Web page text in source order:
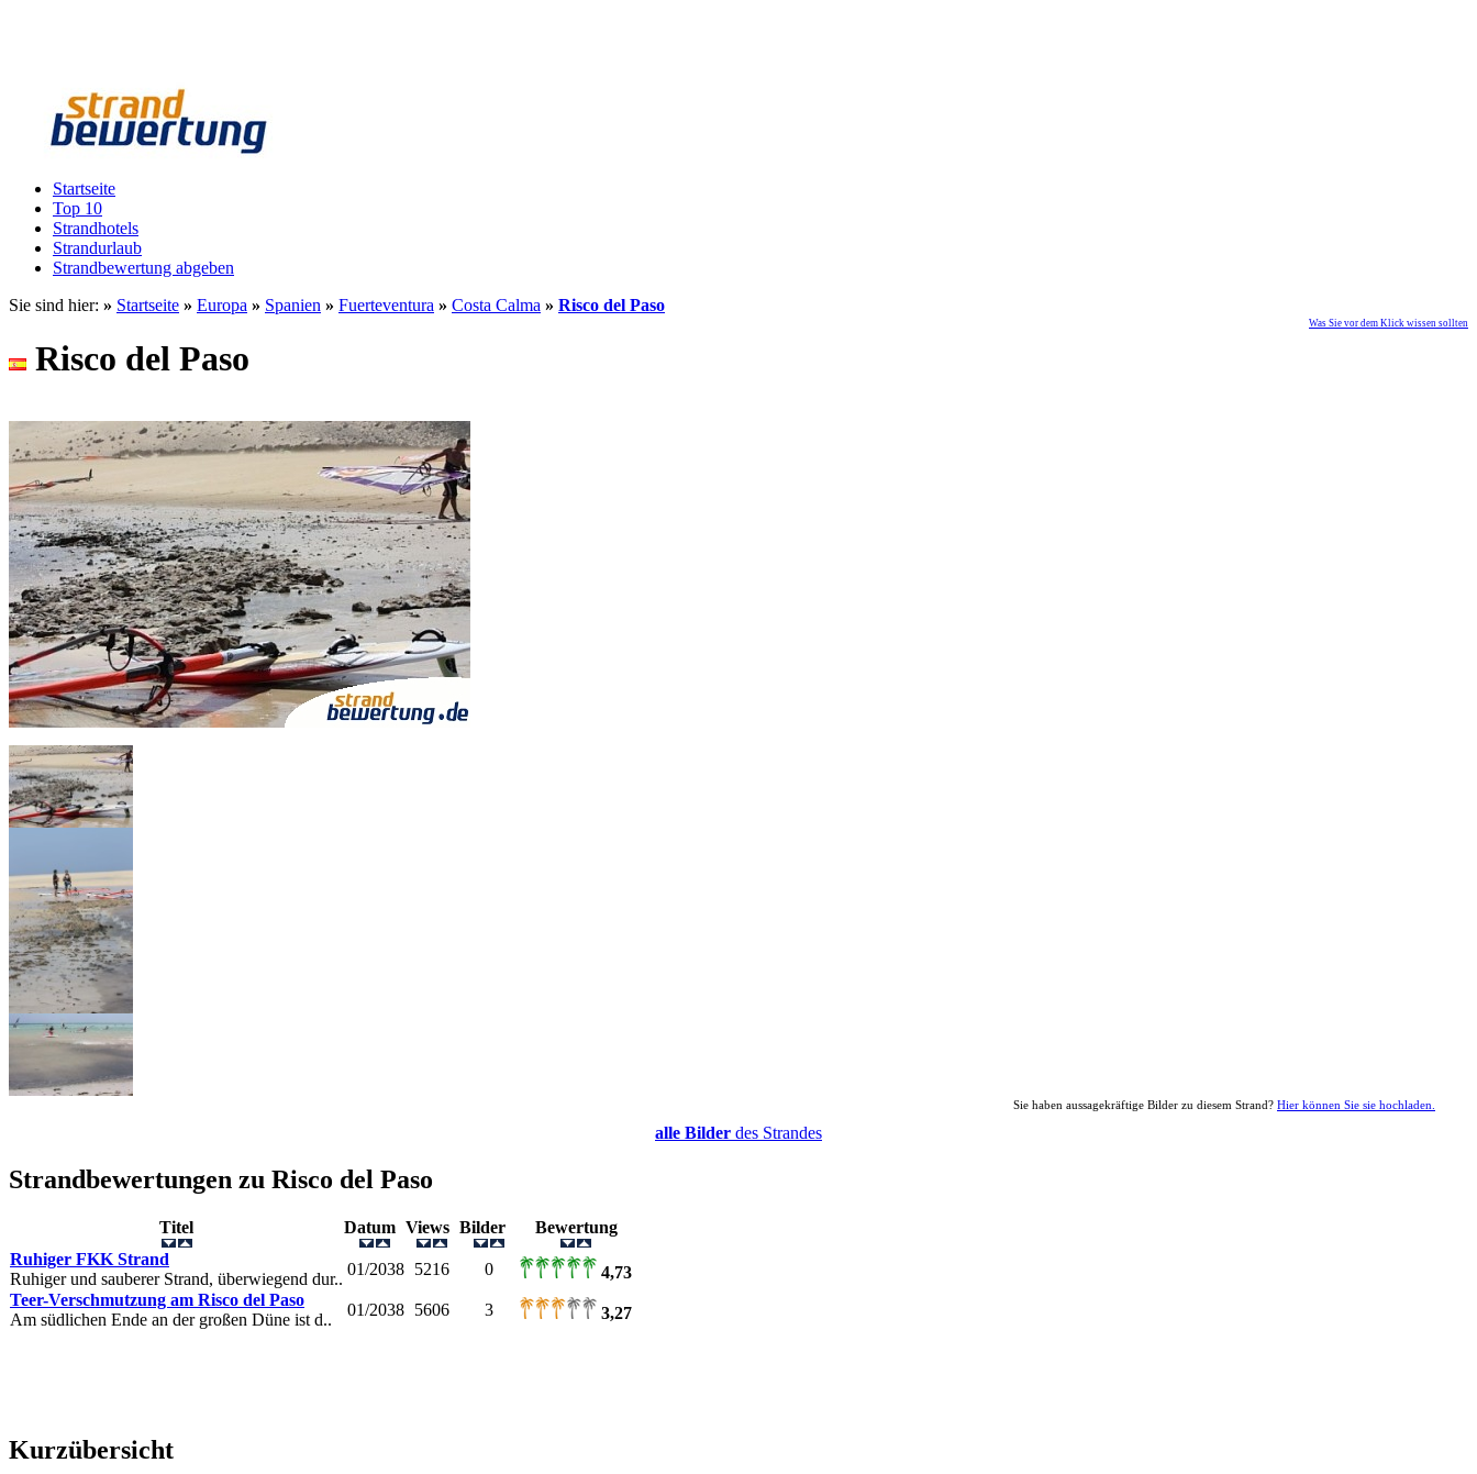
Startseite
Top 10
Strandhotels
Strandurlaub
Strandbewertung abgeben
Was Sie vor dem Klick wissen sollten
Sie sind hier: » Startseite » Europa » Spanien » Fuerteventura » Costa Calma » Risco del Paso
Risco del Paso
Sie haben aussagekräftige Bilder zu diesem Strand? Hier können Sie sie hochladen.
alle Bilder des Strandes
Strandbewertungen zu Risco del Paso
Titel Datum Views Bilder
Bewertung
Ruhiger FKK Strand
Ruhiger und sauberer Strand, überwiegend dur..
01/2038 5216 0
4,73
Teer-Verschmutzung am Risco del Paso
Am südlichen Ende an der großen Düne ist d..
01/2038 5606 3 3,27
Kurzübersicht